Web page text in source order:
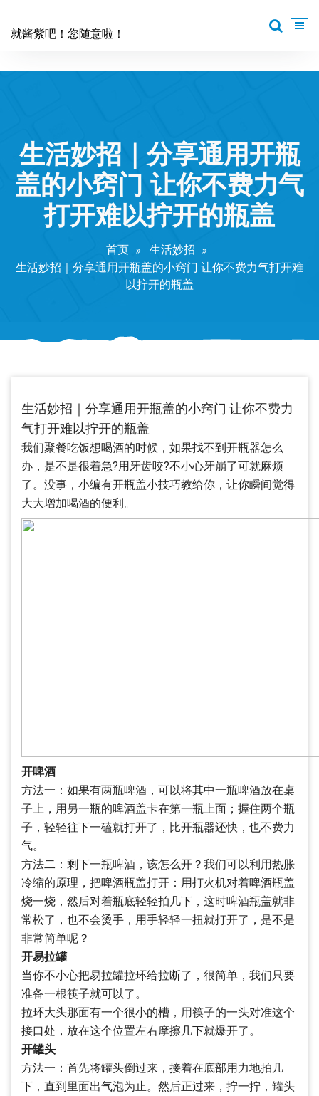
就酱紫吧！您随意啦！
生活妙招｜分享通用开瓶
盖的小窍门 让你不费力气
打开难以拧开的瓶盖
首页
生活妙招
生活妙招｜分享通用开瓶盖的小窍门 让你不费力气打开难
以拧开的瓶盖
生活妙招｜分享通用开瓶盖的小窍门 让你不费力
气打开难以拧开的瓶盖
我们聚餐吃饭想喝酒的时候，如果找不到开瓶器怎么
办，是不是很着急?用牙齿咬?不小心牙崩了可就麻烦
了。没事，小编有开瓶盖小技巧教给你，让你瞬间觉得
大大增加喝酒的便利。
开啤酒
方法一：如果有两瓶啤酒，可以将其中一瓶啤酒放在桌
子上，用另一瓶的啤酒盖卡在第一瓶上面；握住两个瓶
子，轻轻往下一磕就打开了，比开瓶器还快，也不费力
气。
方法二：剩下一瓶啤酒，该怎么开？我们可以利用热胀
冷缩的原理，把啤酒瓶盖打开：用打火机对着啤酒瓶盖
烧一烧，然后对着瓶底轻轻拍几下，这时啤酒瓶盖就非
常松了，也不会烫手，用手轻轻一扭就打开了，是不是
非常简单呢？
开易拉罐
当你不小心把易拉罐拉环给拉断了，很简单，我们只要
准备一根筷子就可以了。
拉环大头那面有一个很小的槽，用筷子的一头对准这个
接口处，放在这个位置左右摩擦几下就爆开了。
开罐头
方法一：首先将罐头倒过来，接着在底部用力地拍几
下，直到里面出气泡为止。然后正过来，拧一拧，罐头